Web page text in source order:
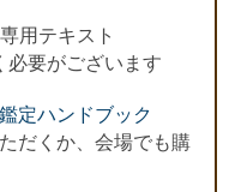
用テキスト
必要がございます
鑑定ハンドブック
だくか、会場でも購